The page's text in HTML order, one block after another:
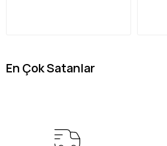
En Çok Satanlar